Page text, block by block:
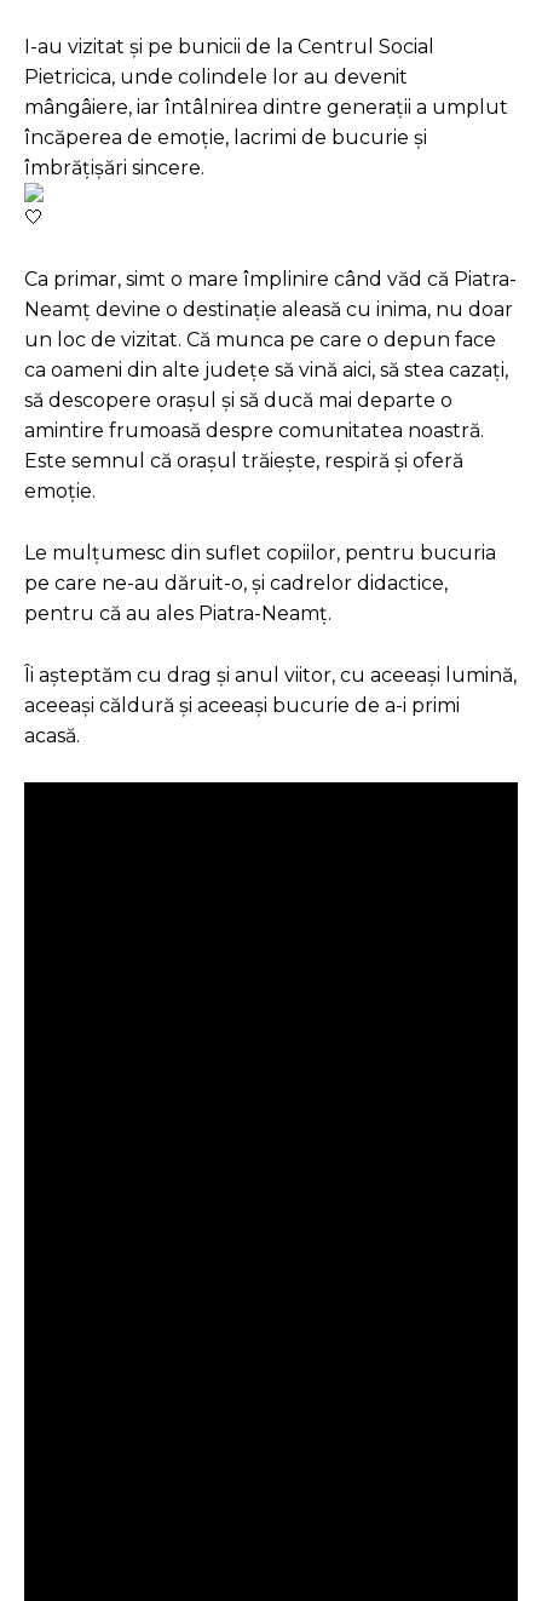
I-au vizitat și pe bunicii de la Centrul Social
Pietricica, unde colindele lor au devenit
mângâiere, iar întâlnirea dintre generații a umplut
încăperea de emoție, lacrimi de bucurie și
îmbrățișări sincere.
Ca primar, simt o mare împlinire când văd că Piatra-
Neamț devine o destinație aleasă cu inima, nu doar
un loc de vizitat. Că munca pe care o depun face
ca oameni din alte județe să vină aici, să stea cazați,
să descopere orașul și să ducă mai departe o
amintire frumoasă despre comunitatea noastră.
Este semnul că orașul trăiește, respiră și oferă
emoție.
Le mulțumesc din suflet copiilor, pentru bucuria
pe care ne-au dăruit-o, și cadrelor didactice,
pentru că au ales Piatra-Neamț.
Îi așteptăm cu drag și anul viitor, cu aceeași lumină,
aceeași căldură și aceeași bucurie de a-i primi
acasă.